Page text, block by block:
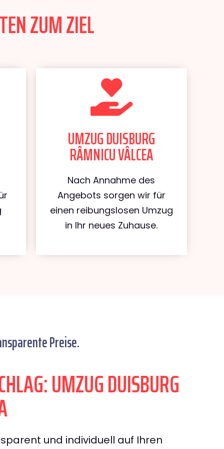
ZUM ZIEL
UMZUG DUISBURG
RÂMNICU VÂLCEA
Nach Annahme des
Angebots sorgen wir für
einen reibungslosen Umzug
in Ihr neues Zuhause.
Preise.
UMZUG DUISBURG
und individuell auf Ihren